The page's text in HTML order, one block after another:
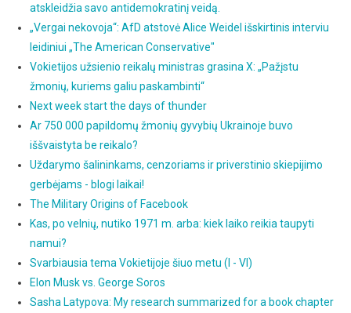
atskleidžia savo antidemokratinį veidą.
„Vergai nekovoja“: AfD atstovė Alice Weidel išskirtinis interviu
leidiniui „The American Conservative"
Vokietijos užsienio reikalų ministras grasina X: „Pažįstu
žmonių, kuriems galiu paskambinti“
Next week start the days of thunder
Ar 750 000 papildomų žmonių gyvybių Ukrainoje buvo
iššvaistyta be reikalo?
Uždarymo šalininkams, cenzoriams ir priverstinio skiepijimo
gerbėjams - blogi laikai!
The Military Origins of Facebook
Kas, po velnių, nutiko 1971 m. arba: kiek laiko reikia taupyti
namui?
Svarbiausia tema Vokietijoje šiuo metu (I - VI)
Elon Musk vs. George Soros
Sasha Latypova: My research summarized for a book chapter